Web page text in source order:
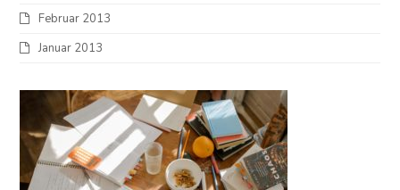
Februar 2013
Januar 2013